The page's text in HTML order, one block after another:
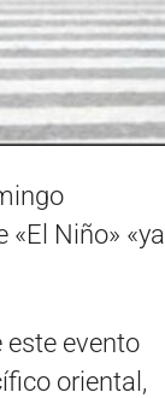
Niño» «ya
este evento
oriental,